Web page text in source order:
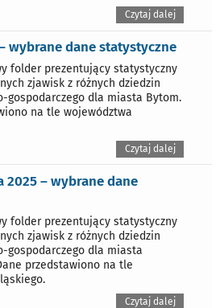
Czytaj dalej
wybrane dane statystyczne
folder prezentujący statystyczny
zjawisk z różnych dziedzin
gospodarczego dla miasta Bytom.
na tle województwa
Czytaj dalej
2025 – wybrane dane
folder prezentujący statystyczny
zjawisk z różnych dziedzin
gospodarczego dla miasta
przedstawiono na tle
Czytaj dalej